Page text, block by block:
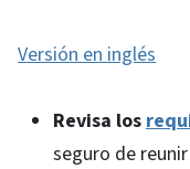
Versión en inglés
Revisa los
seguro de